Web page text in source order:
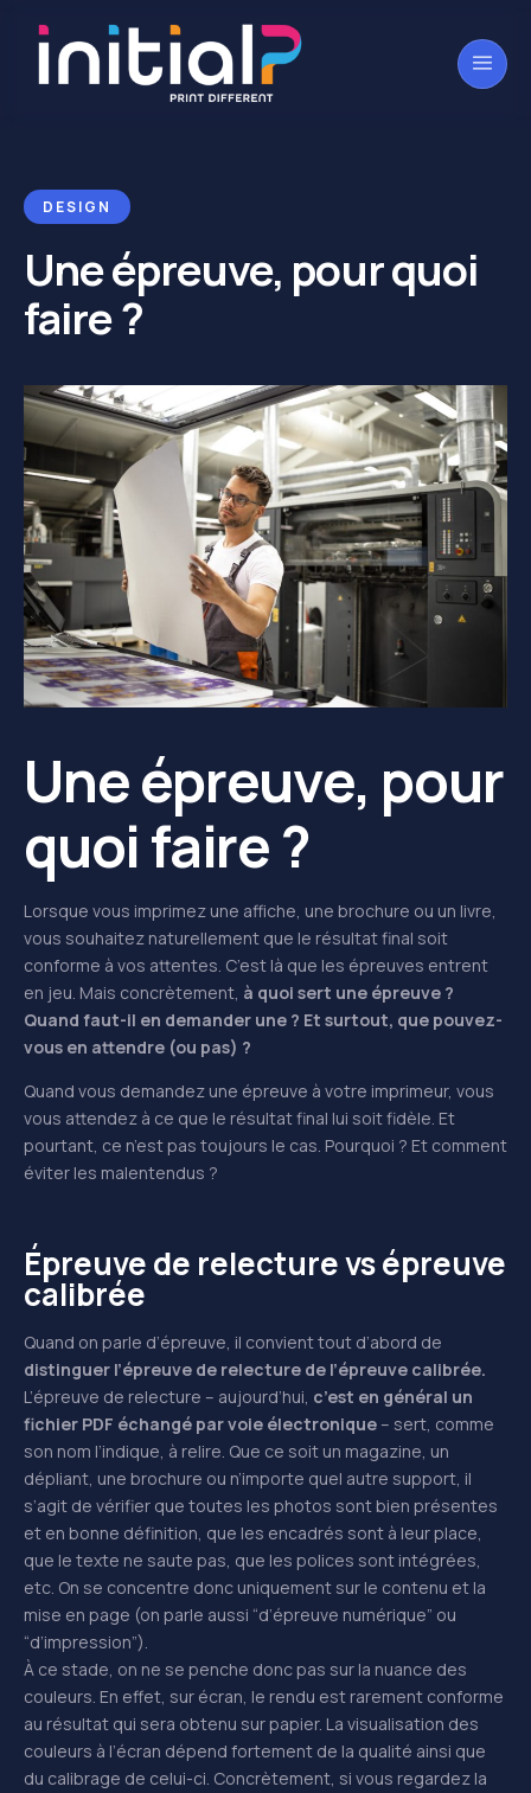
DESIGN
Une épreuve, pour quoi
faire ?
Une épreuve, pour
quoi faire ?
Lorsque vous imprimez une affiche, une brochure ou un livre,
vous souhaitez naturellement que le résultat final soit
conforme à vos attentes. C’est là que les épreuves entrent
en jeu. Mais concrètement, à quoi sert une épreuve ?
Quand faut-il en demander une ? Et surtout, que pouvez-
vous en attendre (ou pas) ?
Quand vous demandez une épreuve à votre imprimeur, vous
vous attendez à ce que le résultat final lui soit fidèle. Et
pourtant, ce n’est pas toujours le cas. Pourquoi ? Et comment
éviter les malentendus ?
Épreuve de relecture vs épreuve
calibrée
Quand on parle d’épreuve, il convient tout d’abord de
distinguer l’épreuve de relecture de l’épreuve calibrée.
L’épreuve de relecture – aujourd’hui, c’est en général un
fichier PDF échangé par voie électronique – sert, comme
son nom l’indique, à relire. Que ce soit un magazine, un
dépliant, une brochure ou n’importe quel autre support, il
s’agit de vérifier que toutes les photos sont bien présentes
et en bonne définition, que les encadrés sont à leur place,
que le texte ne saute pas, que les polices sont intégrées,
etc. On se concentre donc uniquement sur le contenu et la
mise en page (on parle aussi “d’épreuve numérique” ou
“d’impression”).
À ce stade, on ne se penche donc pas sur la nuance des
couleurs. En effet, sur écran, le rendu est rarement conforme
au résultat qui sera obtenu sur papier. La visualisation des
couleurs à l’écran dépend fortement de la qualité ainsi que
du calibrage de celui-ci. Concrètement, si vous regardez la